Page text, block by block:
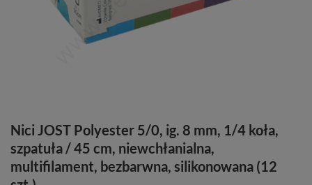
Nici JOST Polyester 5/0, ig. 8 mm, 1/4 koła,
szpatuła / 45 cm, niewchłanialna,
multifilament, bezbarwna, silikonowana (12